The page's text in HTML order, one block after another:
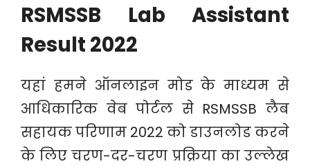
RSMSSB Lab Assistant
Result 2022
यहां हमने ऑनलाइन मोड के माध्यम से
आधिकारिक वेब पोर्टल से RSMSSB लैब
सहायक परिणाम 2022 को डाउनलोड करने
के लिए चरण-दर-चरण प्रक्रिया का उल्लेख